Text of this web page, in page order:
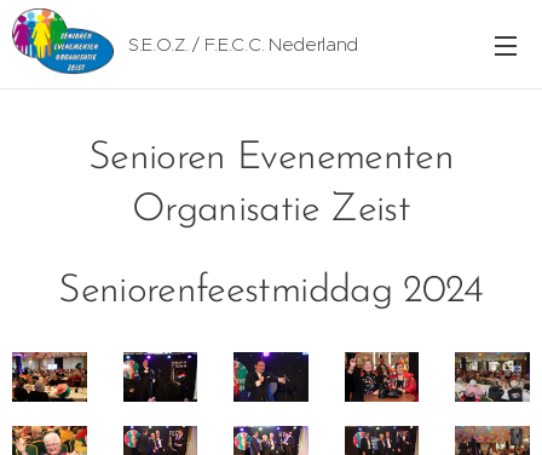
S.E.O.Z. / F.E.C.C. Nederland
Senioren Evenementen
Organisatie Zeist
Seniorenfeestmiddag 2024